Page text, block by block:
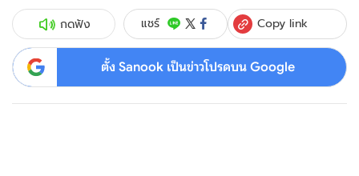
กดฟัง แชร์ Copy link
ตั้ง Sanook เป็นข่าวโปรดบน Google